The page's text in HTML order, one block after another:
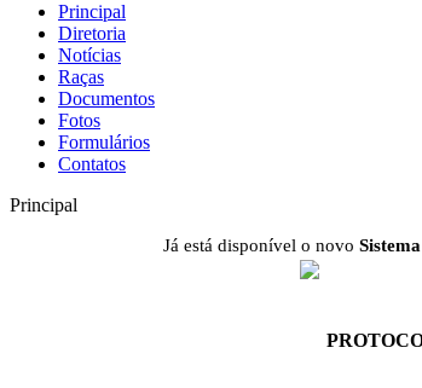
Principal
Diretoria
Notícias
Raças
Documentos
Fotos
Formulários
Contatos
Principal
Já está disponível o novo